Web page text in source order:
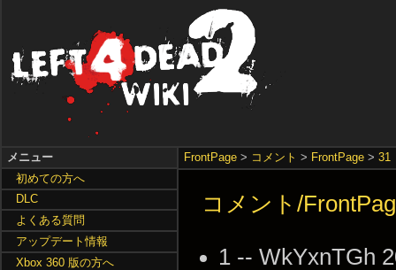
FrontPage > コメント > FrontPage >31
コメント/
1 -- WkYxnTGh
メニュー
初めての方へ
DLC
よくある質問
アップデート情報
Xbox 360 版の方へ